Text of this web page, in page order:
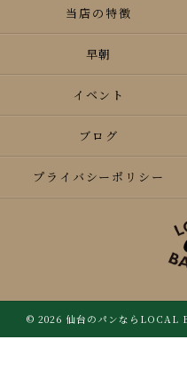
当店の特徴
早朝
イベント
ブログ
プライバシーポリシー
© 2026 仙台のパンなら